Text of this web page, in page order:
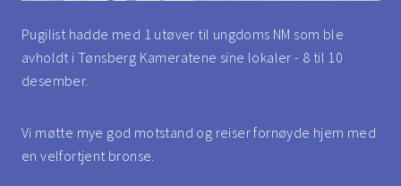
Pugilist hadde med 1 utøver til ungdoms NM som ble
avholdt i Tønsberg Kameratene sine lokaler - 8 til 10
desember.
Vi møtte mye god motstand og reiser fornøyde hjem med
en velfortjent bronse.